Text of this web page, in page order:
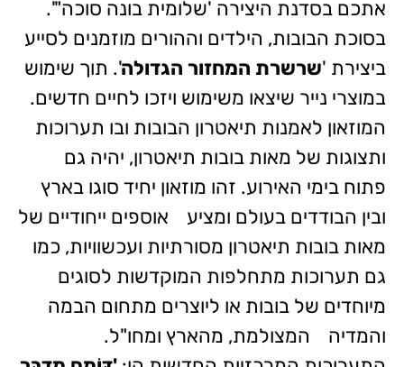
אתכם בסדנת היצירה 'שלומית בונה סוכה"'.‏‎
בסוכת הבובות, הילדים וההורים מוזמנים לסייע
ביצירת 'שרשרת המחזור הגדולה'. תוך שימוש
במוצרי נייר שיצאו משימוש ויזכו לחיים חדשים.
המוזאון לאמנות תיאטרון הבובות ובו תערוכות
ותצוגות של מאות בובות תיאטרון, יהיה גם
פתוח בימי האירוע. זהו מוזאון יחיד סוגו בארץ
ובין הבודדים בעולם ומציע
אוספים ייחודיים של
מאות בובות תיאטרון מסורתיות ועכשוויות, כמו
גם תערוכות מתחלפות המוקדשות לסוגים
מיוחדים של בובות או ליוצרים מתחום הבמה
והמדיה
המצולמת, מהארץ ומחו"ל.